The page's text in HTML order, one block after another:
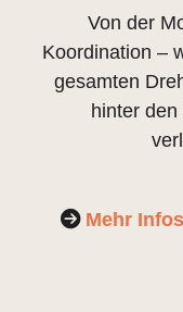
Von der
Koordination –
gesamten
hinter
Mehr